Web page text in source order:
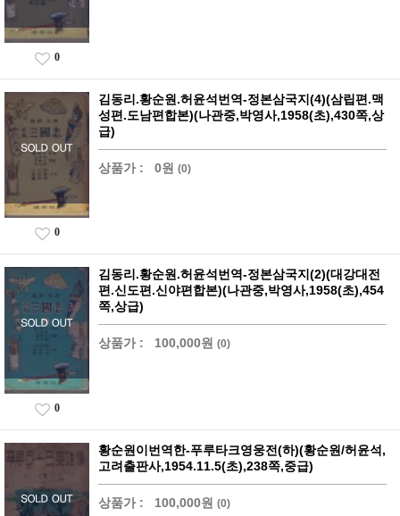
0
김동리.황순원.허윤석번역-정본삼국지(4)(삼립편.맥
성편.도남편합본)(나관중,박영사,1958(초),430쪽,상
급)
상품가 : 0원 (0)
0
김동리.황순원.허윤석번역-정본삼국지(2)(대강대전
편.신도편.신야편합본)(나관중,박영사,1958(초),454
쪽,상급)
상품가 : 100,000원 (0)
0
황순원이번역한-푸루타크영웅전(하)(황순원/허윤석,
고려출판사,1954.11.5(초),238쪽,중급)
상품가 : 100,000원 (0)